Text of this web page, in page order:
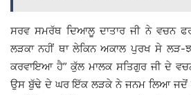
ਸਰਵ ਸਮਰੱਥ ਦਿਆਲੂ ਦਾਤਾਰ ਜੀ ਨੇ ਵਚਨ
ਲੜਕਾ ਨਹੀਂ ਥਾ ਲੇਕਿਨ ਅਕਾਲ ਪੁਰਖ ਸੇ
ਕਰਵਾਇਆ ਹੈ” ਕੁੱਲ ਮਾਲਕ ਸਤਿਗੁਰ ਜੀ ਦੇ
ਉਸ ਬੁੱਢੇ ਦੇ ਘਰ ਇੱਕ ਲੜਕੇ ਨੇ ਜਨਮ ਲਿਆ ਜਦੋਂ